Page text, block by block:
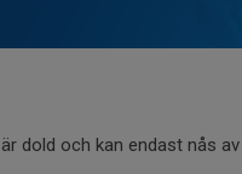
dold och kan endast nås